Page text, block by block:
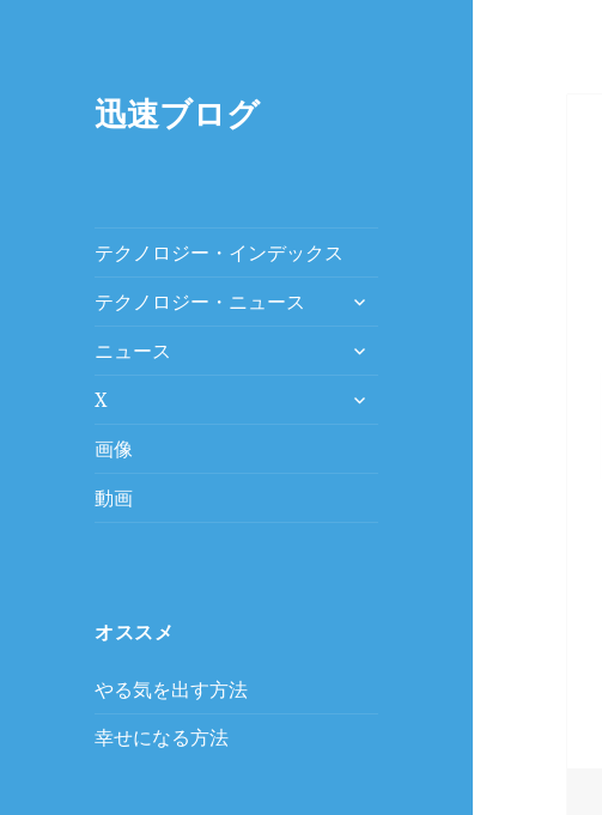
迅速ブログ
テクノロジー・インデックス
テクノロジー・ニュース
expand
menu
ニュース
expand
menu
X
expand
画像
動画
オススメ
やる気を出す方法
幸せになる方法